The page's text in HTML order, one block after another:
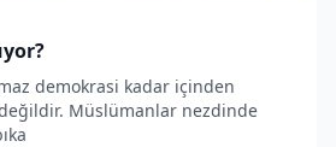
demokrasi kadar içinden
Müslümanlar nezdinde